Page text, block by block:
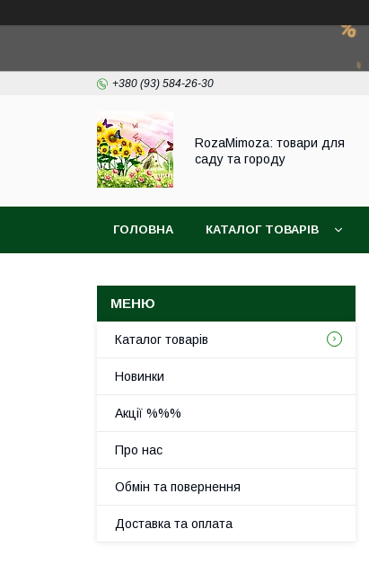
+380 (93) 584-26-30
RozaMimoza: товари для
саду та городу
ГОЛОВНА КАТАЛОГ ТОВАРІВ
Каталог товарів
Новинки
Акції %%%
Про нас
Обмін та повернення
Доставка та оплата